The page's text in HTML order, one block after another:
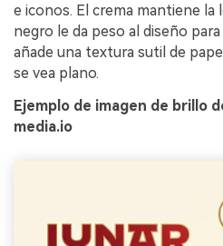
e iconos. El crema mantiene la
negro le da peso al diseño
añade una textura sutil de
se vea plano.
Ejemplo de imagen de brillo
media.io